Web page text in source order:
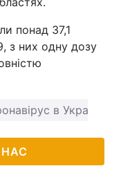
понад 37,1
з них одну дозу
в Україні